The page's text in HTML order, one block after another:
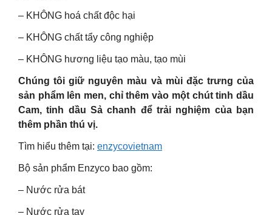
– KHÔNG hoá chất độc hại
– KHÔNG chất tẩy công nghiệp
– KHÔNG hương liệu tạo màu, tạo mùi
Chúng tôi giữ nguyên màu và mùi đặc trưng của
sản phẩm lên men, chỉ thêm vào một chút tinh dầu
Cam, tinh dầu Sả chanh để trải nghiệm của bạn
thêm phần thú vị.
Tìm hiểu thêm tại: enzycovietnam
Bộ sản phẩm Enzyco bao gồm:
– Nước rửa bát
– Nước rửa tay